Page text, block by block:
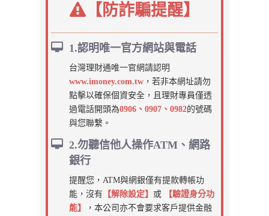
【防詐騙提醒】
1.認明唯一官方網站與電話
台灣理財通唯一官網請認明
www.imoney.com.tw ，若非本網址請勿
點擊以確保個資安全，且理財專員僅透
過電話開頭為0906、0907、0982的號碼
與您聯繫。
2.勿聽信他人操作ATM、網路
銀行
提醒您，ATM與網銀僅有提款轉帳功
能，沒有 【解除設定】 或
【驗證身分功
能】
，本公司亦不會要求客戶提供金融